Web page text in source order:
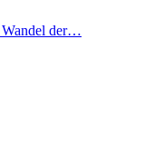
Wandel der…